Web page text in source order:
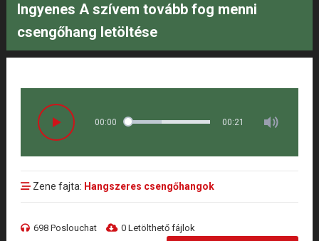
Ingyenes A szívem tovább fog menni
csengőhang letöltése
00:00 00:21
Zene fajta: Hangszeres csengőhangok
698 Poslouchat 0 Letölthető fájlok